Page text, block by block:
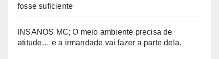
fosse suficiente
INSANOS MC; O meio ambiente precisa de
atitude… e a irmandade vai fazer a parte dela.